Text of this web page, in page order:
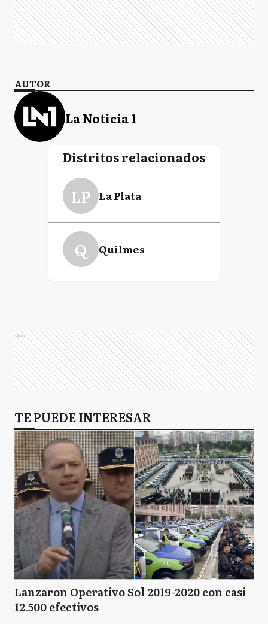
AUTOR
La Noticia 1
Distritos relacionados
LP La Plata
Q Quilmes
Ads
TE PUEDE INTERESAR
Lanzaron Operativo Sol 2019-2020 con casi
12.500 efectivos